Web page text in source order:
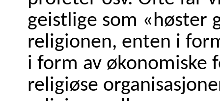
geistlige som «høster
religionen, enten i
i form av økonomiske
religiøse